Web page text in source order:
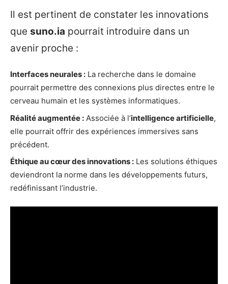
Il est pertinent de constater les innovations
que suno.ia pourrait introduire dans un
avenir proche :
Interfaces neurales : La recherche dans le domaine
pourrait permettre des connexions plus directes entre le
cerveau humain et les systèmes informatiques.
Réalité augmentée : Associée à l’intelligence artificielle,
elle pourrait offrir des expériences immersives sans
précédent.
Éthique au cœur des innovations : Les solutions éthiques
deviendront la norme dans les développements futurs,
redéfinissant l’industrie.